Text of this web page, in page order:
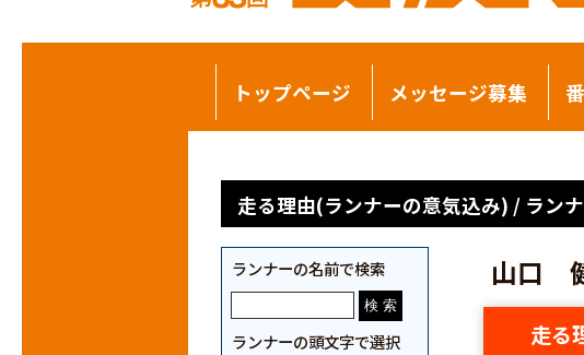
トップページ メッセージ募集
走る理由(ランナーの意気込み) / ラン
ランナーの名前で検索
ランナーの頭文字で選択
山口
走る